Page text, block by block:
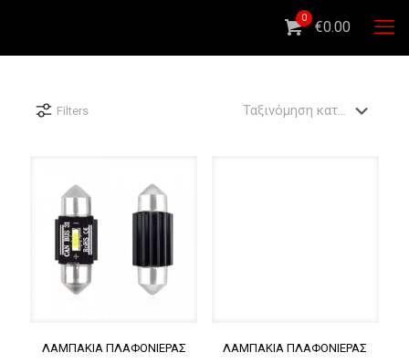
0
€0.00
Filters
ΛΑΜΠΑΚΙΑ ΠΛΑΦΟΝΙΕΡΑΣ
ΛΑΜΠΑΚΙΑ ΠΛΑΦΟΝΙΕΡΑΣ